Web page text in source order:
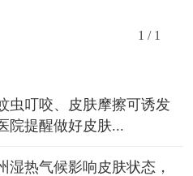
1 / 1
虫叮咬、皮肤摩擦可诱发
院提醒做好皮肤...
湿热气候影响皮肤状态，